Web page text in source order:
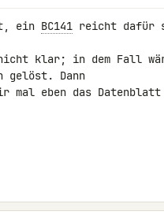
ein BC141 reicht dafür
klar; in dem Fall
gelöst. Dann
mal eben das